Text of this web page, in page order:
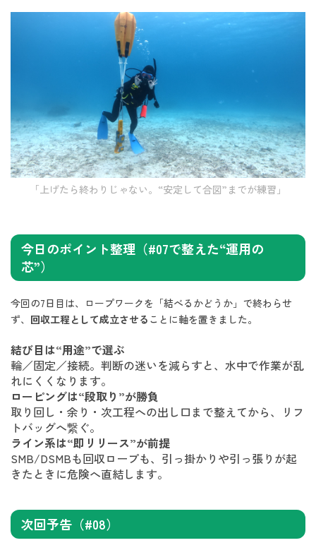
「上げたら終わりじゃない。“安定して合図”までが練習」
今日のポイント整理（#07で整えた“運用の
芯”）
今回の7日目は、ロープワークを「結べるかどうか」で終わらせ
ず、 回収工程として成立させる ことに軸を置きました。
結び目は“用途”で選ぶ
輪／固定／接続。判断の迷いを減らすと、水中で作業が乱
れにくくなります。
ローピングは“段取り”が勝負
取り回し・余り・次工程への出し口まで整えてから、リフ
トバッグへ繋ぐ。
ライン系は“即リリース”が前提
SMB/DSMBも回収ロープも、引っ掛かりや引っ張りが起
きたときに危険へ直結します。
次回予告（#08）